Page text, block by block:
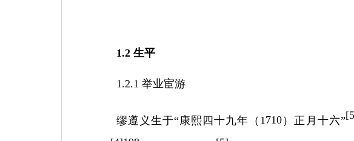
1.2 生平
1.2.1 举业宦游
缪遵义生于“康熙四十九年（ 1 710 ）正月十六”[